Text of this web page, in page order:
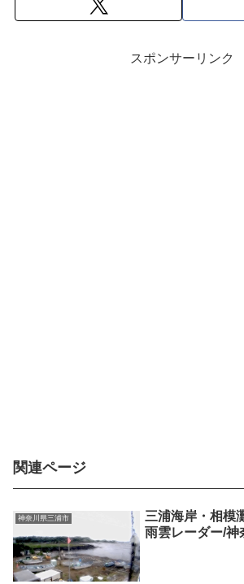
スポンサーリンク
関連ページ
神奈川県三浦市
三浦海岸・相模
雨雲レーダー/神